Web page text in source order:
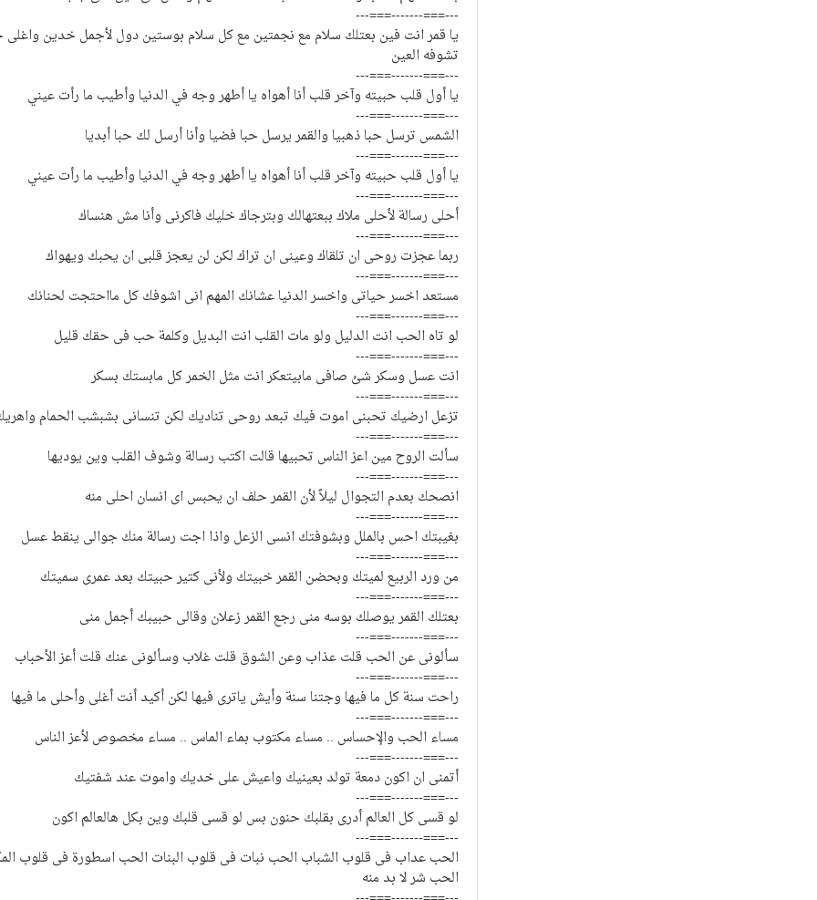
---===-------===---
يا قمر انت فين بعتلك سلام مع نجمتين مع كل سلام بوستين دول لأجمل خدين
تشوفه العين
---===-------===---
يا أول قلب حبيته وآخر قلب أنا أهواه يا أطهر وجه في الدنيا وأطيب ما رأت عيني
---===-------===---
الشمس ترسل حبا ذهبيا والقمر يرسل حبا فضيا وأنا أرسل لك حبا أبديا
---===-------===---
يا أول قلب حبيته وآخر قلب أنا أهواه يا أطهر وجه في الدنيا وأطيب ما رأت عيني
---===-------===---
أحلى رسالة لأحلى ملاك ببعتهالك وبترجاك خليك فاكرنى وأنا مش هنساك
---===-------===---
ربما عجزت روحى ان تلقاك وعينى ان تراك لكن لن يعجز قلبى ان يحبك ويهواك
---===-------===---
مستعد اخسر حياتى واخسر الدنيا عشانك المهم انى اشوفك كل مااحتجت لحنانك
---===-------===---
لو تاه الحب انت الدليل ولو مات القلب انت البديل وكلمة حب فى حقك قليل
---===-------===---
انت عسل وسكر شئ صافى مابيتعكر انت مثل الخمر كل مابستك بسكر
---===-------===---
تزعل ارضيك تحبنى اموت فيك تبعد روحى تناديك لكن تنسانى بشبشب الحمام
---===-------===---
سألت الروح مين اعز الناس تحبيها قالت اكتب رسالة وشوف القلب وين يوديها
---===-------===---
انصحك بعدم التجوال ليلاً لأن القمر حلف ان يحبس اى انسان احلى منه
---===-------===---
بغيبتك احس بالملل وبشوفتك انسى الزعل واذا اجت رسالة منك جوالى ينقط عسل
---===-------===---
من ورد الربيع لميتك وبحضن القمر خبيتك ولأنى كتير حبيتك بعد عمرى سميتك
---===-------===---
بعتلك القمر يوصلك بوسه منى رجع القمر زعلان وقالى حبيبك أجمل منى
---===-------===---
سألونى عن الحب قلت عذاب وعن الشوق قلت غلاب وسألونى عنك قلت أعز الأحباب
---===-------===---
راحت سنة كل ما فيها وجتنا سنة وأيش ياترى فيها لكن أكيد أنت أغلى وأحلى ما فيها
---===-------===---
مساء الحب والإحساس .. مساء مكتوب بماء الماس .. مساء مخصوص لأعز الناس
---===-------===---
أتمنى ان اكون دمعة تولد بعينيك واعيش على خديك واموت عند شفتيك
---===-------===---
لو قسى كل العالم أدرى بقلبك حنون بس لو قسى قلبك وين بكل هالعالم اكون
---===-------===---
الحب عداب فى قلوب الشباب الحب نبات فى قلوب البنات الحب اسطورة فى قلوب
الحب شر لا بد منه